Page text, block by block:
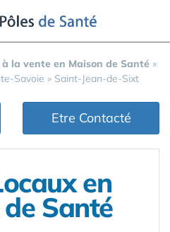
la vente en Maison de Santé »
Savoie » Saint-Jean-de-Sixt
Etre Contacté
en
Santé